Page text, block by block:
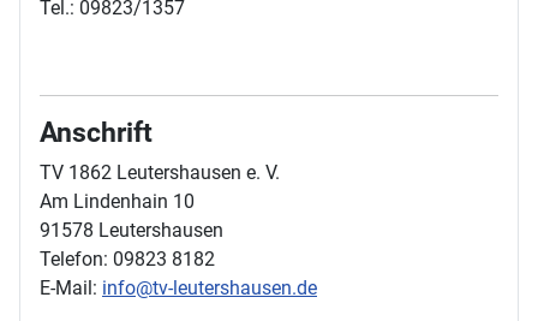
Tel.: 09823/1357
Anschrift
TV 1862 Leutershausen e. V.
Am Lindenhain 10
91578 Leutershausen
Telefon: 09823 8182
E-Mail: info@tv-leutershausen.de